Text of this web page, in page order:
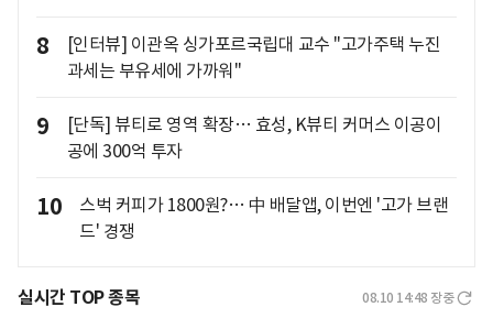
8
[인터뷰] 이관옥 싱가포르국립대 교수 "고가주택 누진
과세는 부유세에 가까워"
9
[단독] 뷰티로 영역 확장… 효성, K뷰티 커머스 이공이
공에 300억 투자
10
스벅 커피가 1800원?… 中 배달앱, 이번엔 '고가 브랜
드' 경쟁
실시간 TOP 종목 08.10 14:48 장중